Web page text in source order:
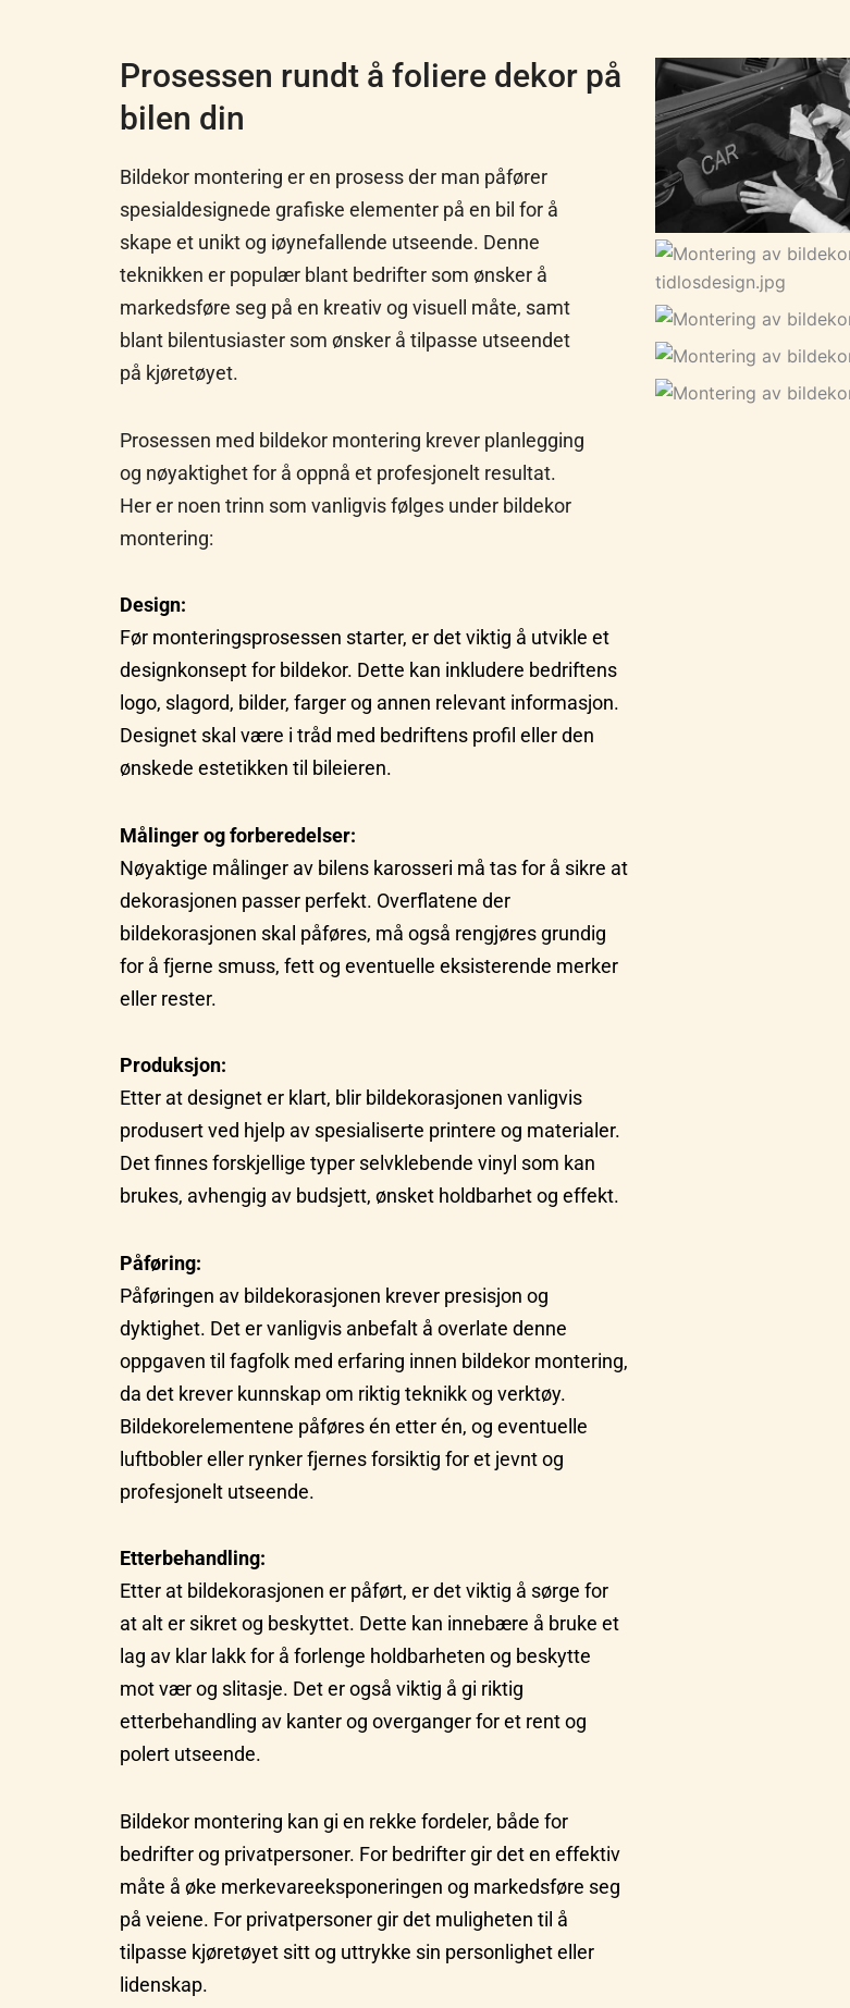
Prosessen rundt å foliere dekor på
bilen din
Bildekor montering er en prosess der man påfører
spesialdesignede grafiske elementer på en bil for å
skape et unikt og iøynefallende utseende. Denne
teknikken er populær blant bedrifter som ønsker å
markedsføre seg på en kreativ og visuell måte, samt
blant bilentusiaster som ønsker å tilpasse utseendet
på kjøretøyet.
Prosessen med bildekor montering krever planlegging
og nøyaktighet for å oppnå et profesjonelt resultat.
Her er noen trinn som vanligvis følges under bildekor
montering:
Design:
Før monteringsprosessen starter, er det viktig å utvikle et
designkonsept for bildekor. Dette kan inkludere bedriftens
logo, slagord, bilder, farger og annen relevant informasjon.
Designet skal være i tråd med bedriftens profil eller den
ønskede estetikken til bileieren.
Målinger og forberedelser:
Nøyaktige målinger av bilens karosseri må tas for å sikre at
dekorasjonen passer perfekt. Overflatene der
bildekorasjonen skal påføres, må også rengjøres grundig
for å fjerne smuss, fett og eventuelle eksisterende merker
eller rester.
Produksjon:
Etter at designet er klart, blir bildekorasjonen vanligvis
produsert ved hjelp av spesialiserte printere og materialer.
Det finnes forskjellige typer selvklebende vinyl som kan
brukes, avhengig av budsjett, ønsket holdbarhet og effekt.
Påføring:
Påføringen av bildekorasjonen krever presisjon og
dyktighet. Det er vanligvis anbefalt å overlate denne
oppgaven til fagfolk med erfaring innen bildekor montering,
da det krever kunnskap om riktig teknikk og verktøy.
Bildekorelementene påføres én etter én, og eventuelle
luftbobler eller rynker fjernes forsiktig for et jevnt og
profesjonelt utseende.
Etterbehandling:
Etter at bildekorasjonen er påført, er det viktig å sørge for
at alt er sikret og beskyttet. Dette kan innebære å bruke et
lag av klar lakk for å forlenge holdbarheten og beskytte
mot vær og slitasje. Det er også viktig å gi riktig
etterbehandling av kanter og overganger for et rent og
polert utseende.
Bildekor montering kan gi en rekke fordeler, både for
bedrifter og privatpersoner. For bedrifter gir det en effektiv
måte å øke merkevareeksponeringen og markedsføre seg
på veiene. For privatpersoner gir det muligheten til å
tilpasse kjøretøyet sitt og uttrykke sin personlighet eller
lidenskap.